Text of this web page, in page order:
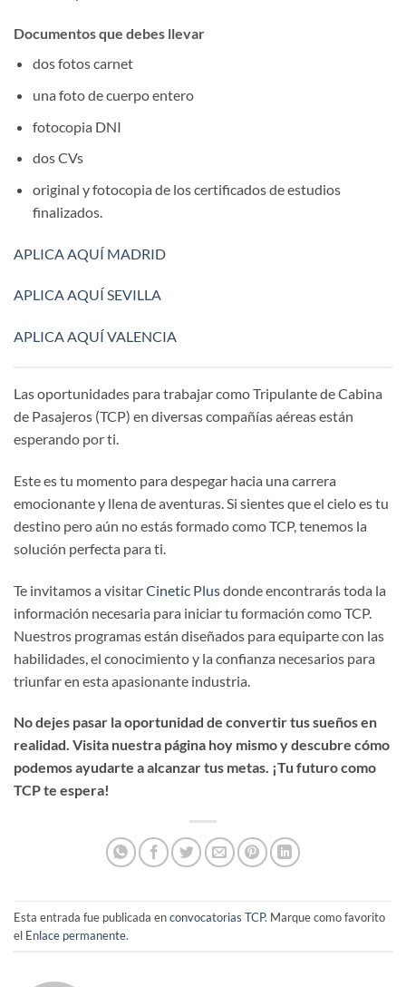
Documentos que debes llevar
dos fotos carnet
una foto de cuerpo entero
fotocopia DNI
dos CVs
original y fotocopia de los certificados de estudios
finalizados.
APLICA AQUÍ MADRID
APLICA AQUÍ SEVILLA
APLICA AQUÍ VALENCIA
Las oportunidades para trabajar como Tripulante de Cabina
de Pasajeros (TCP) en diversas compañías aéreas están
esperando por ti.
Este es tu momento para despegar hacia una carrera
emocionante y llena de aventuras. Si sientes que el cielo es tu
destino pero aún no estás formado como TCP, tenemos la
solución perfecta para ti.
Te invitamos a visitarCinetic Plusdonde encontrarás toda la
información necesaria para iniciar tu formación como TCP.
Nuestros programas están diseñados para equiparte con las
habilidades, el conocimiento y la confianza necesarios para
triunfar en esta apasionante industria.
No dejes pasar la oportunidad de convertir tus sueños en
realidad. Visita nuestra página hoy mismo y descubre cómo
podemos ayudarte a alcanzar tus metas. ¡Tu futuro como
TCP te espera!
Esta entrada fue publicada enconvocatorias TCP. Marque como favorito
el Enlace permanente.